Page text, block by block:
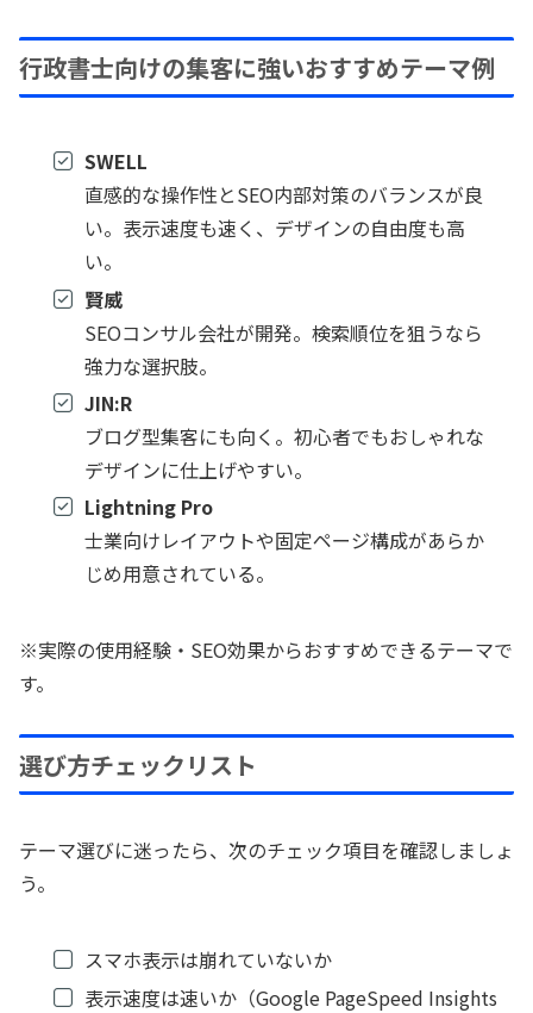
行政書士向けの集客に強いおすすめテーマ例
SWELL
直感的な操作性とSEO内部対策のバランスが良
い。表示速度も速く、デザインの自由度も高
い。
賢威
SEOコンサル会社が開発。検索順位を狙うなら
強力な選択肢。
JIN:R
ブログ型集客にも向く。初心者でもおしゃれな
デザインに仕上げやすい。
Lightning Pro
士業向けレイアウトや固定ページ構成があらか
じめ用意されている。
※実際の使用経験・SEO効果からおすすめできるテーマで
す。
選び方チェックリスト
テーマ選びに迷ったら、次のチェック項目を確認しましょ
う。
スマホ表示は崩れていないか
表示速度は速いか（Google PageSpeed Insights